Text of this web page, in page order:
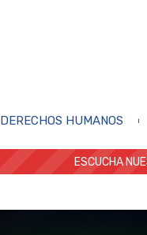
DERECHOS HUMANOS
ESCUCHA